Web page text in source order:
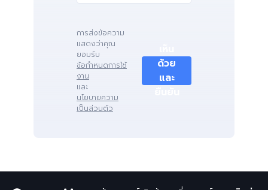
การส่งข้อความ
แสดงว่าคุณ
ยอมรับ
ข้อกำหนดการใช้
งาน
และ
นโยบายความ
เป็นส่วนตัว
ด้วย
และ